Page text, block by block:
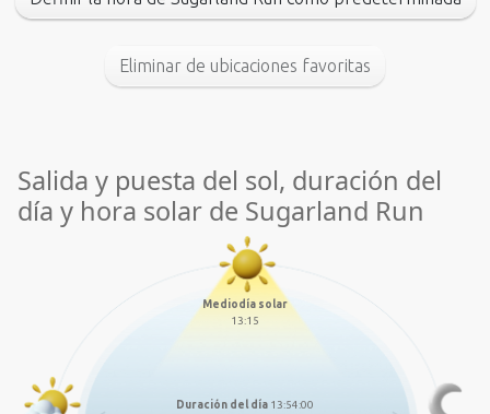
Eliminar de ubicaciones favoritas
Salida y puesta del sol, duración del
día y hora solar de Sugarland Run
Mediodía solar
13:15
Duración del día 13:54:00